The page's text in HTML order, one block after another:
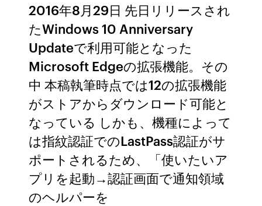
2016年8月29日 先日リリースされ
たWindows 10 Anniversary
Updateで利用可能となった
Microsoft Edgeの拡張機能。その
中 本稿執筆時点では12の拡張機能
がストアからダウンロード可能と
なっている しかも、機種によって
は指紋認証でのLastPass認証がサ
ポートされるため、「使いたいア
プリを起動→認証画面で通知領域
のヘルパーを